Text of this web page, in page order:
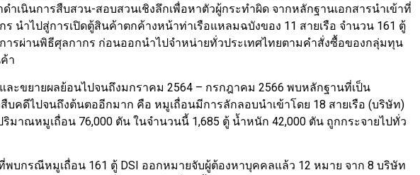
ำเนินการสืบสวน-สอบสวนเชิงลึกเพื่อหาตัวผู้กระทำผิด จากหลักฐานเอกสารนำเข้าที่
ร นำไปสู่การเปิดตู้สินค้าตกค้างหน้าท่าเรือแหลมฉบังของ 11 สายเรือ จำนวน 161 ตู้
ารผ่านพิธีศุลกากร ก่อนออกนำไปจำหน่ายทั่วประเทศไทยตามคำสั่งซื้อของกลุ่มทุน
า
ละขยายผลย้อนไปจนถึงมกราคม 2564 – กรกฎาคม 2566 พบหลักฐานที่เป็น
บคดีไปจนถึงต้นตออีกมาก คือ หมูเถื่อนมีการลักลอบนำเข้าโดย 18 สายเรือ (บริษัท)
ริมาณหมูเถื่อน 76,000 ตัน ในจำนวนนี้ 1,685 ตู้ น้ำหนัก 42,000 ตัน ถูกกระจายไปทั่ว
บกรณีหมูเถื่อน 161 ตู้ DSI ออกหมายจับผู้ต้องหาบุคคลแล้ว 12 หมาย จาก 8 บริษัท